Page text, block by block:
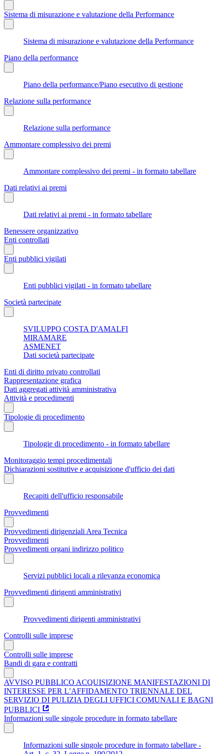
Sistema di misurazione e valutazione della Performance
Sistema di misurazione e valutazione della Performance
Piano della performance
Piano della performance/Piano esecutivo di gestione
Relazione sulla performance
Relazione sulla performance
Ammontare complessivo dei premi
Ammontare complessivo dei premi - in formato tabellare
Dati relativi ai premi
Dati relativi ai premi - in formato tabellare
Benessere organizzativo
Enti controllati
Enti pubblici vigilati
Enti pubblici vigilati - in formato tabellare
Società partecipate
SVILUPPO COSTA D'AMALFI
MIRAMARE
ASMENET
Dati società partecipate
Enti di diritto privato controllati
Rappresentazione grafica
Dati aggregati attività amministrativa
Attività e procedimenti
Tipologie di procedimento
Tipologie di procedimento - in formato tabellare
Monitoraggio tempi procedimentali
Dichiarazioni sostitutive e acquisizione d'ufficio dei dati
Recapiti dell'ufficio responsabile
Provvedimenti
Provvedimenti dirigenziali Area Tecnica
Provvedimenti
Provvedimenti organi indirizzo politico
Servizi pubblici locali a rilevanza economica
Provvedimenti dirigenti amministrativi
Provvedimenti dirigenti amministrativi
Controlli sulle imprese
Controlli sulle imprese
Bandi di gara e contratti
AVVISO PUBBLICO ACQUISIZIONE MANIFESTAZIONI DI
INTERESSE PER L’AFFIDAMENTO TRIENNALE DEL
SERVIZIO DI PULIZIA DEGLI UFFICI COMUNALI E BAGNI
PUBBLICI
Informazioni sulle singole procedure in formato tabellare
Informazioni sulle singole procedure in formato tabellare -